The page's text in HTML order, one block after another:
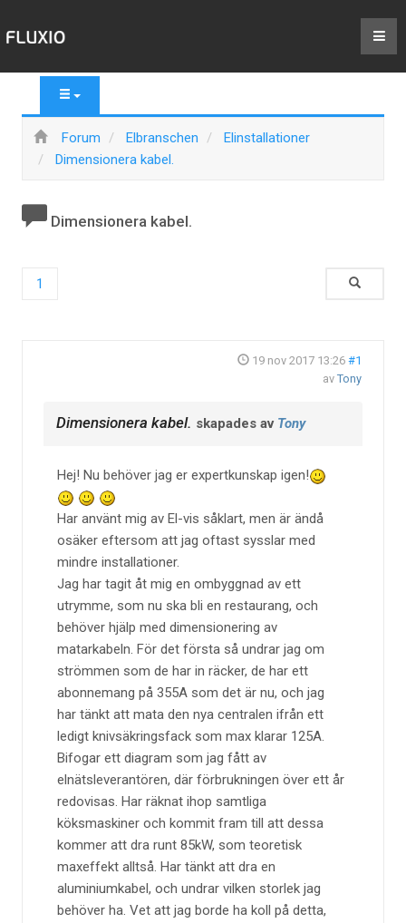
Forum Elbranschen
Elinstallationer
Dimensionera kabel.
Dimensionera kabel.
1
19 nov 2017 13:26 #1
av Tony
Dimensionera kabel. skapades av Tony
Hej! Nu behöver jag er expertkunskap igen!
Har använt mig av El-vis såklart, men är ändå
osäker eftersom att jag oftast sysslar med
mindre installationer.
Jag har tagit åt mig en ombyggnad av ett
utrymme, som nu ska bli en restaurang, och
behöver hjälp med dimensionering av
matarkabeln. För det första så undrar jag om
strömmen som de har in räcker, de har ett
abonnemang på 355A som det är nu, och jag
har tänkt att mata den nya centralen ifrån ett
ledigt knivsäkringsfack som max klarar 125A.
Bifogar ett diagram som jag fått av
elnätsleverantören, där förbrukningen över ett år
redovisas. Har räknat ihop samtliga
köksmaskiner och kommit fram till att dessa
kommer att dra runt 85kW, som teoretisk
maxeffekt alltså. Har tänkt att dra en
aluminiumkabel, och undrar vilken storlek jag
behöver ha. Vet att jag borde ha koll på detta,